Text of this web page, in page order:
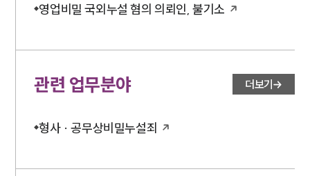
영업비밀 국외누설 혐의 의뢰인, 불기소
관련 업무분야 더보기
형사 · 공무상비밀누설죄